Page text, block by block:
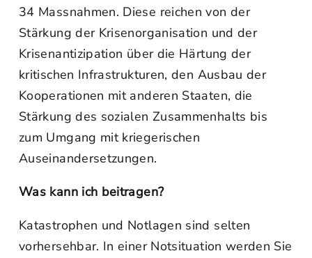
34 Massnahmen. Diese reichen von der
Stärkung der Krisenorganisation und der
Krisenantizipation über die Härtung der
kritischen Infrastrukturen, den Ausbau der
Kooperationen mit anderen Staaten, die
Stärkung des sozialen Zusammenhalts bis
zum Umgang mit kriegerischen
Auseinandersetzungen.
Was kann ich beitragen?
Katastrophen und Notlagen sind selten
vorhersehbar. In einer Notsituation werden Sie